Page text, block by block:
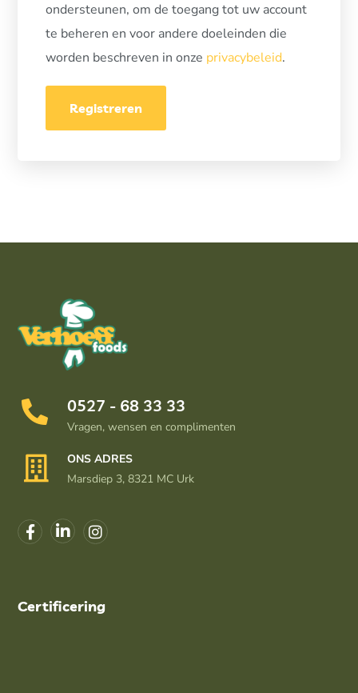
ondersteunen, om de toegang tot uw account
te beheren en voor andere doeleinden die
worden beschreven in onze privacybeleid.
Registreren
0527 - 68 33 33
Vragen, wensen en complimenten
ONS ADRES
Marsdiep 3, 8321 MC Urk
Certificering